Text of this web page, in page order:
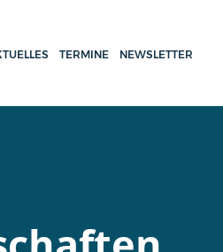
TERMINE NEWSLETTER